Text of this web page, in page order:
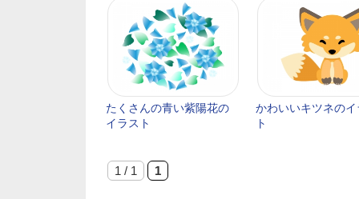
たくさんの青い紫陽花の
イラスト
かわいいキツネのイ
ト
1 / 1 1